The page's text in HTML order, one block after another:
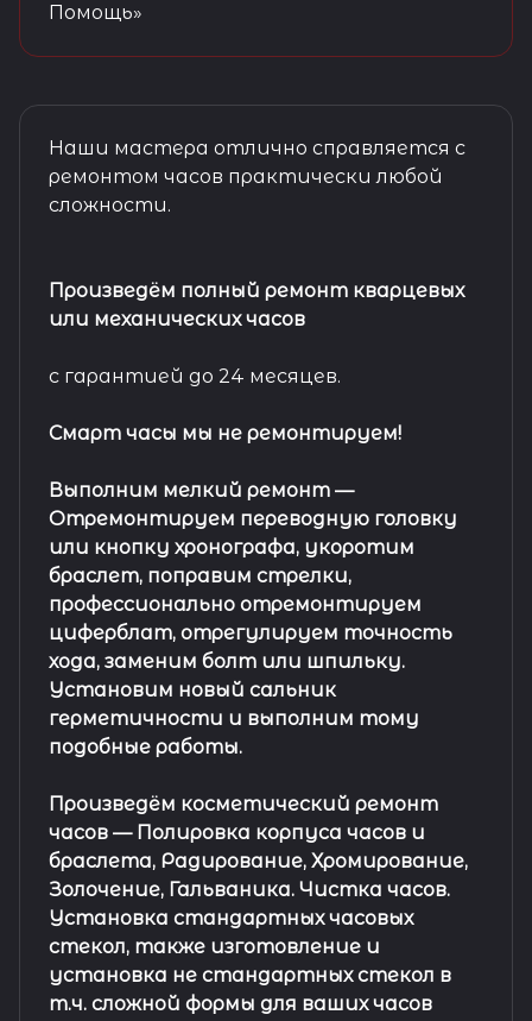
Помощь»
Наши мастера отлично справляется с
ремонтом часов практически любой
сложности.
Произведём полный ремонт кварцевых
или механических часов
с гарантией до 24 месяцев.
Смарт часы мы не ремонтируем!
Выполним мелкий ремонт —
Отремонтируем переводную головку
или кнопку хронографа, укоротим
браслет, поправим стрелки,
профессионально отремонтируем
циферблат, отрегулируем точность
хода, заменим болт или шпильку.
Установим новый сальник
герметичности и выполним тому
подобные работы.
Произведём косметический ремонт
часов — Полировка корпуса часов и
браслета, Радирование, Хромирование,
Золочение, Гальваника. Чистка часов.
Установка стандартных часовых
стекол, также изготовление и
установка не стандартных стекол в
т.ч. сложной формы для ваших часов